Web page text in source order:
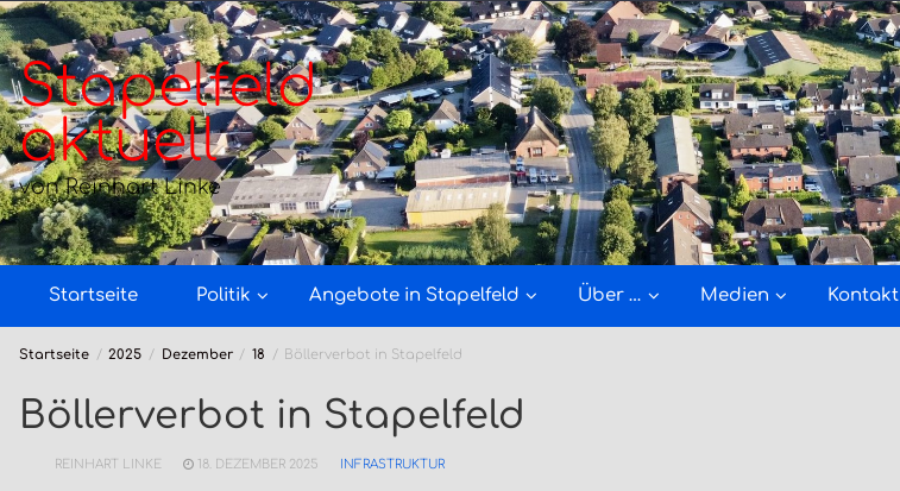
Zum
Inhalt
springen
Stapelfeld
aktuell
von Reinhart Linke
Startseite Politik Angebote in Stapelfeld Über … Medien Kontakt
Startseite 2025 Dezember 18 Böllerverbot in Stapelfeld
Böllerverbot in Stapelfeld
REINHART LINKE 18. DEZEMBER 2025 INFRASTRUKTUR